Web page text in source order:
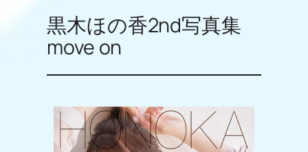
黒木ほの香2nd写真集
move on